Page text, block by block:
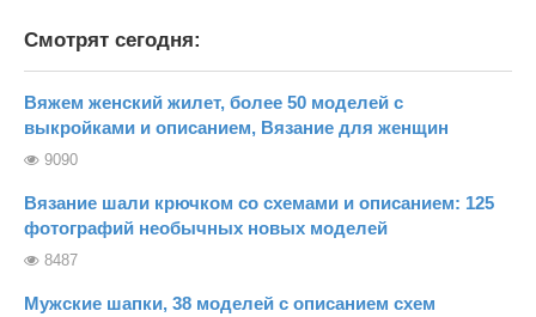
Смотрят сегодня:
Вяжем женский жилет, более 50 моделей с
выкройками и описанием, Вязание для женщин
9090
Вязание шали крючком со схемами и описанием: 125
фотографий необычных новых моделей
8487
Мужские шапки, 38 моделей с описанием схем